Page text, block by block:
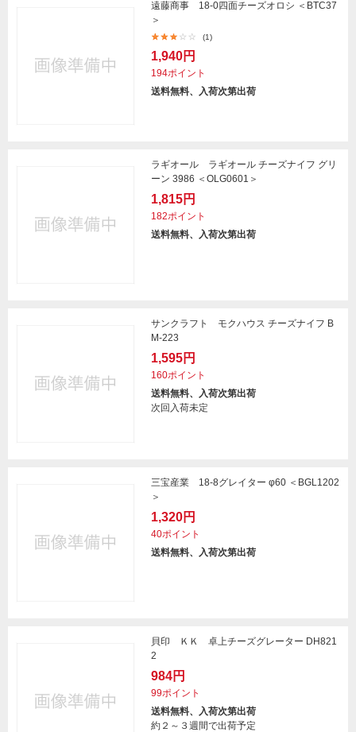
遠藤商事 18-0四面チーズオロシ ＜BTC37
＞
(1)
1,940円
194ポイント
送料無料、入荷次第出荷
ラギオール ラギオール チーズナイフ グリ
ーン 3986 ＜OLG0601＞
1,815円
182ポイント
送料無料、入荷次第出荷
サンクラフト モクハウス チーズナイフ B
M-223
1,595円
160ポイント
送料無料、入荷次第出荷
次回入荷未定
三宝産業 18-8グレイター φ60 ＜BGL1202
＞
1,320円
40ポイント
送料無料、入荷次第出荷
貝印 ＫＫ 卓上チーズグレーター DH821
2
984円
99ポイント
送料無料、入荷次第出荷
約２～３週間で出荷予定